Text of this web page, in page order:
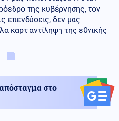
της κυβέρνησης, τον
επενδύσεις, δεν μας
καρτ αντίληψη της εθνικής
στο